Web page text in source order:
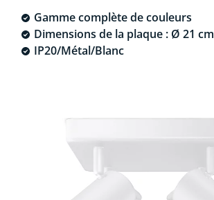
Gamme complète de couleurs
Dimensions de la plaque : Ø 21 cm
IP20/Métal/Blanc